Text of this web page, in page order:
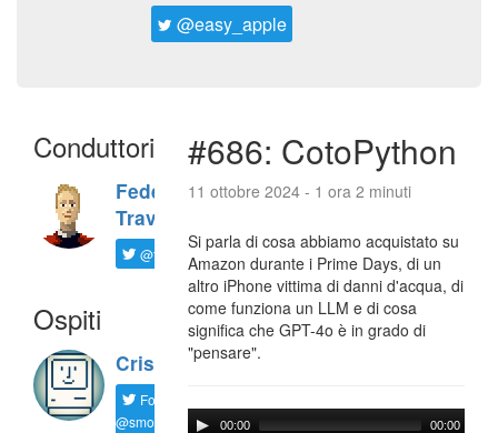
@easy_apple
Conduttori
Federico
Travaini
@ftrava
Ospiti
Cristian
Follow
@smorgagno
#686: CotoPython
11 ottobre 2024 - 1 ora 2 minuti
Si parla di cosa abbiamo acquistato su
Amazon durante i Prime Days, di un
altro iPhone vittima di danni d'acqua, di
come funziona un LLM e di cosa
significa che GPT-4o è in grado di
"pensare".
00:00 00:00